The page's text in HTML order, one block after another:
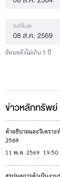
วันที่สิ้นสุด
ย้อนหลังไม่เกิน 5 ปี
ข่าวหลักทรัพย์
คำอธิบายและวิเครา
2569
11 พ.ค. 2569 19:50